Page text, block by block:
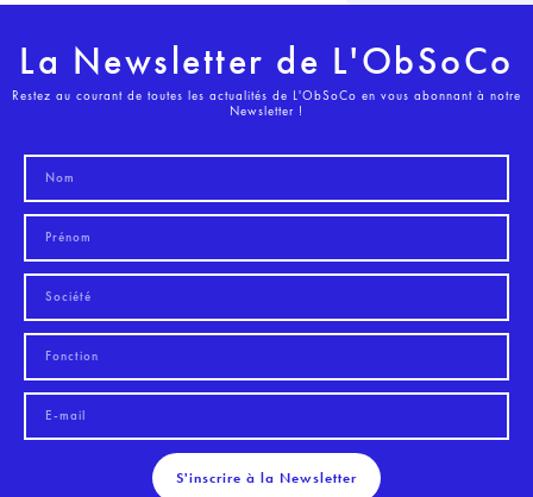
La Newsletter de L'ObSoCo
Restez au courant de toutes les actualités de L'ObSoCo en vous abonnant à notre
Newsletter !
S'inscrire à la Newsletter